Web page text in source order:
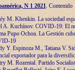
N 1 2021. Contenido
M. Khenkin. La sociedad
A. Kuchínov. COVID-19: El
Pupo Ochoa. La Gestión
19
Y. Espinoza M., Tatiana V.
exportador para la
M. Rozental. Partido